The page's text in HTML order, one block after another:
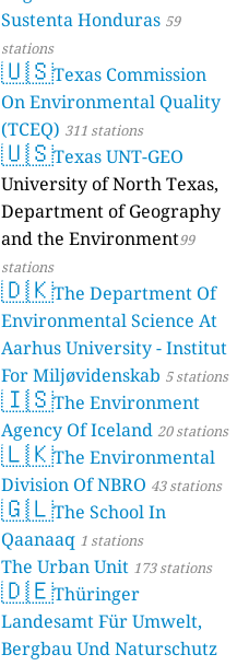
Sustenta Honduras 59
stations
🇺🇸Texas Commission
On Environmental Quality
(TCEQ) 311 stations
🇺🇸Texas UNT-GEO
University of North Texas,
Department of Geography
and the Environment99
stations
🇩🇰The Department Of
Environmental Science At
Aarhus University - Institut
For Miljøvidenskab 5 stations
🇮🇸The Environment
Agency Of Iceland 20 stations
🇱🇰The Environmental
Division Of NBRO 43 stations
🇬🇱The School In
Qaanaaq 1 stations
The Urban Unit 173 stations
🇩🇪Thüringer
Landesamt Für Umwelt,
Bergbau Und Naturschutz